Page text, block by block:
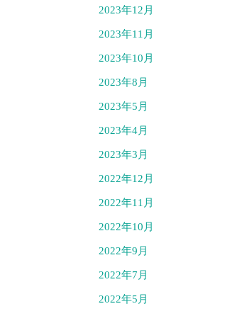
2023年12月
2023年11月
2023年10月
2023年8月
2023年5月
2023年4月
2023年3月
2022年12月
2022年11月
2022年10月
2022年9月
2022年7月
2022年5月